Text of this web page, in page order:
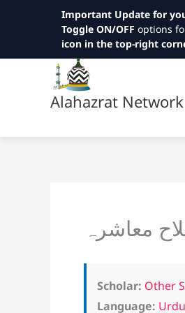
to
Alahazrat Network
معاشرہ
Scholar: Other
Language: Urdu
Important Update for
Toggle ON/OFF options
icon in the top-right